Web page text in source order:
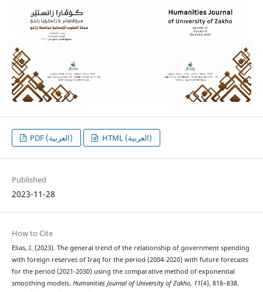
PDF (العربية) HTML (العربية)
Published
2023-11-28
How to Cite
Elias, I. (2023). The general trend of the relationship of government spending
with foreign reserves of Iraq for the period (2004-2020) with future forecasts
for the period (2021-2030) using the comparative method of exponential
smoothing models. Humanities Journal of University of Zakho, 11(4), 818–838.